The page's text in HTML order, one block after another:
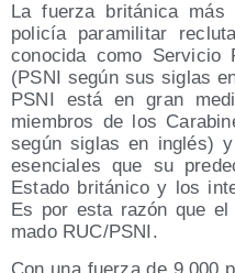
La fuer­za bri­tá­ni­ca
poli­cía para­mi­li­tar
cono­ci­da como Ser­vi­cio
(PSNI según sus siglas
PSNI está en gran
miem­bros de los
según siglas en inglés)
esen­cia­les que su
Esta­do bri­tá­ni­co y los
Es por esta razón que
ma­do RUC/​PSNI.